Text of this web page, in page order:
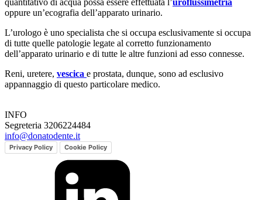
oppure un’ecografia dell’apparato urinario.
L’urologo è uno specialista che si occupa esclusivamente si occupa
di tutte quelle patologie legate al corretto funzionamento
dell’apparato urinario e di tutte le altre funzioni ad esso connesse.
Reni, uretere, vescica e prostata, dunque, sono ad esclusivo
appannaggio di questo particolare medico.
INFO
Segreteria 3206224484
info@donatodente.it
Privacy Policy Cookie Policy